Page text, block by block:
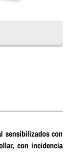
sensibilizados con
con incidencia